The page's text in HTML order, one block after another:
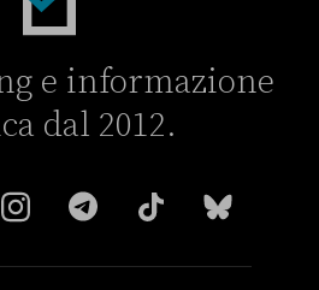
e informazione
dal 2012.